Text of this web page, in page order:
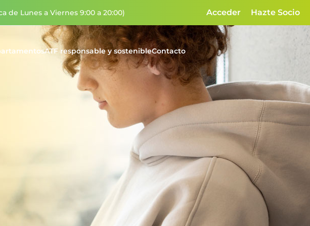
de Lunes a Viernes 9:00 a 20:00) Acceder Hazte Socio
ATF responsable y sostenibleContacto